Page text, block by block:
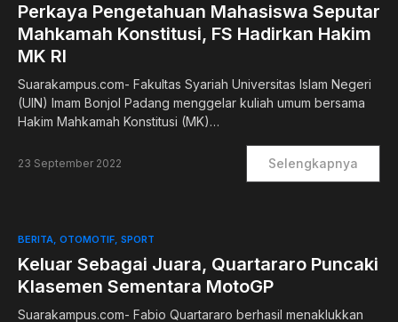
Perkaya Pengetahuan Mahasiswa Seputar
Mahkamah Konstitusi, FS Hadirkan Hakim
MK RI
Suarakampus.com- Fakultas Syariah Universitas Islam Negeri
(UIN) Imam Bonjol Padang menggelar kuliah umum bersama
Hakim Mahkamah Konstitusi (MK)…
23 September 2022 Selengkapnya
BERITA OTOMOTIF SPORT
Keluar Sebagai Juara, Quartararo Puncaki
Klasemen Sementara MotoGP
Suarakampus.com- Fabio Quartararo berhasil menaklukkan